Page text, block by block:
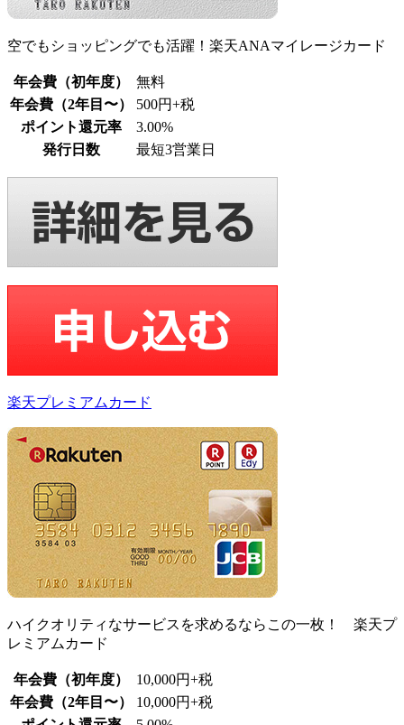
空でもショッピングでも活躍！楽天ANAマイレージカード
年会費（初年度）
無料
年会費（2年目〜）
500円+税
ポイント還元率
3.00%
発行日数
最短3営業日
楽天プレミアムカード
ハイクオリティなサービスを求めるならこの一枚！ 楽天プ
レミアムカード
年会費（初年度）
10,000円+税
年会費（2年目〜）
10,000円+税